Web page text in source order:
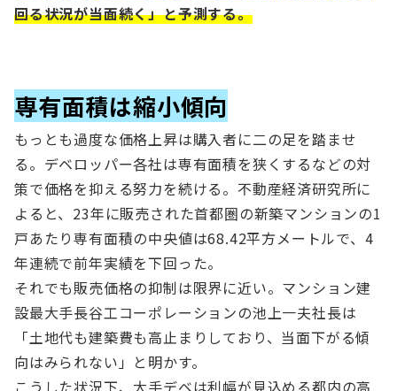
回る状況が当面続く」と予測する。
専有面積は縮小傾向
もっとも過度な価格上昇は購入者に二の足を踏ませ
る。デベロッパー各社は専有面積を狭くするなどの対
策で価格を抑える努力を続ける。不動産経済研究所に
よると、23年に販売された首都圏の新築マンションの1
戸あたり専有面積の中央値は68.42平方メートルで、4
年連続で前年実績を下回った。
それでも販売価格の抑制は限界に近い。マンション建
設最大手長谷工コーポレーションの池上一夫社長は
「土地代も建築費も高止まりしており、当面下がる傾
向はみられない」と明かす。
こうした状況下、大手デベは利幅が見込める都内の高